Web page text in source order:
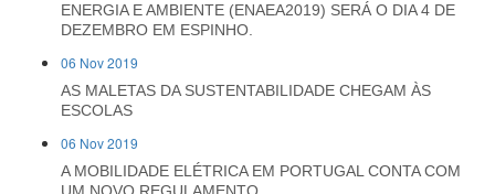
ENERGIA E AMBIENTE (ENAEA2019) SERÁ O DIA 4 DE
DEZEMBRO EM ESPINHO.
06 Nov 2019
AS MALETAS DA SUSTENTABILIDADE CHEGAM ÀS
ESCOLAS
06 Nov 2019
A MOBILIDADE ELÉTRICA EM PORTUGAL CONTA COM